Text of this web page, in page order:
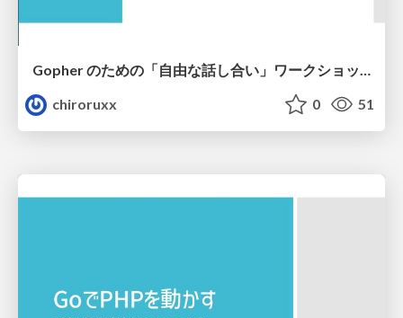
Gopher のための「自由な話し合い」ワークショップ
chiroruxx
0 51